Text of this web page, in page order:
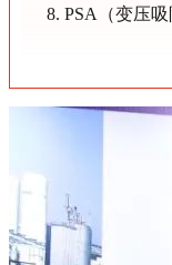
8. PSA（变压